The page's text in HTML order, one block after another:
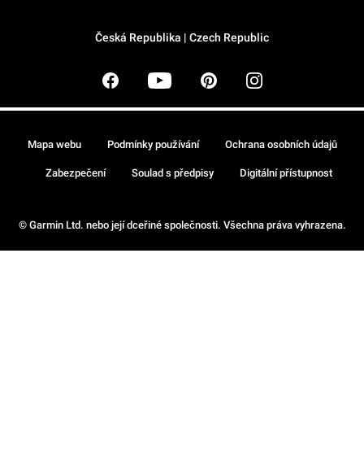
Česká Republika | Czech Republic
© Garmin Ltd. nebo její dceřiné společnosti. Všechna práva vyhrazena.
Mapa webu Podmínky používání Ochrana osobních údajů
Zabezpečení Soulad s předpisy Digitální přístupnost